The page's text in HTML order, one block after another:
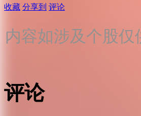
收藏 分享到 评论
内容如涉及个股
评论